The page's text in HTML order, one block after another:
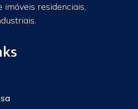
imóveis residenciais,